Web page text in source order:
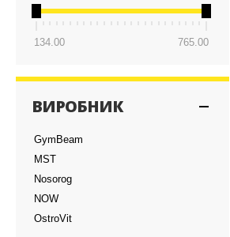
134.00 765.00
ВИРОБНИК
GymBeam
MST
Nosorog
NOW
OstroVit